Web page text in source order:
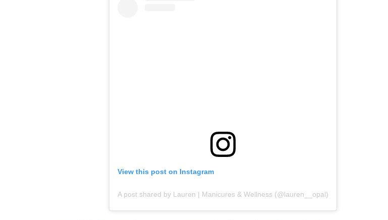
View this post on Instagram
A post shared by Lauren | Manicures & Wellness (@lauren__opal)